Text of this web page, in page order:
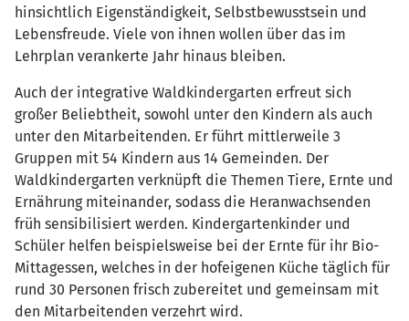
hinsichtlich Eigenständigkeit, Selbstbewusstsein und
Lebensfreude. Viele von ihnen wollen über das im
Lehrplan verankerte Jahr hinaus bleiben.
Auch der integrative Waldkindergarten erfreut sich
großer Beliebtheit, sowohl unter den Kindern als auch
unter den Mitarbeitenden. Er führt mittlerweile 3
Gruppen mit 54 Kindern aus 14 Gemeinden. Der
Waldkindergarten verknüpft die Themen Tiere, Ernte und
Ernährung miteinander, sodass die Heranwachsenden
früh sensibilisiert werden. Kindergartenkinder und
Schüler helfen beispielsweise bei der Ernte für ihr Bio-
Mittagessen, welches in der hofeigenen Küche täglich für
rund 30 Personen frisch zubereitet und gemeinsam mit
den Mitarbeitenden verzehrt wird.